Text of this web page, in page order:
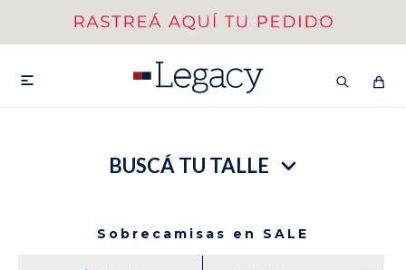

BUSCÁ TU TALLE
Sobrecamisas en SALE
VER COLECCIÓN DE HOMBRE